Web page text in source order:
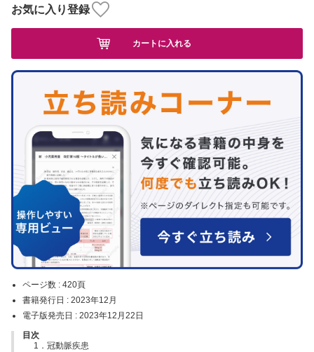
ページ数 : 420頁
書籍発行日 : 2023年12月
電子版発売日 : 2023年12月22日
目次
1．冠動脈疾患
お気に入り登録
カートに入れる